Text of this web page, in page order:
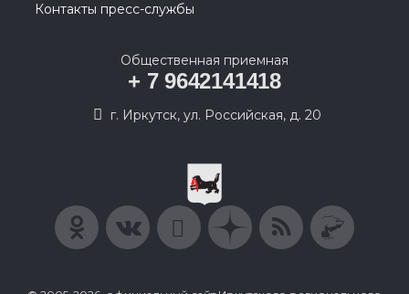
Контакты пресс-службы
Общественная приемная
+ 7 9642141418
г. Иркутск, ул. Российская, д. 20